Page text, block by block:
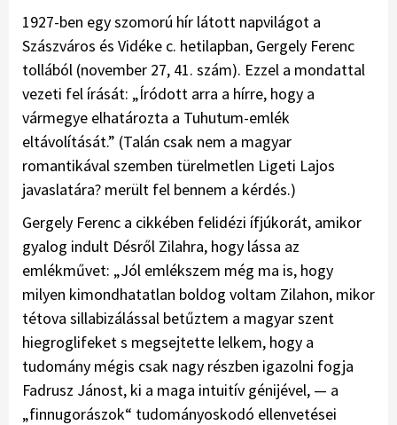
1927-ben egy szomorú hír látott napvilágot a
Szászváros és Vidéke c. hetilapban, Gergely Ferenc
tollából (november 27, 41. szám). Ezzel a mondattal
vezeti fel írását: „Íródott arra a hírre, hogy a
vármegye elhatározta a Tuhutum-emlék
eltávolítását.” (Talán csak nem a magyar
romantikával szemben türelmetlen Ligeti Lajos
javaslatára? merült fel bennem a kérdés.)
Gergely Ferenc a cikkében felidézi ífjúkorát, amikor
gyalog indult Désről Zilahra, hogy lássa az
emlékművet: „Jól emlékszem még ma is, hogy
milyen kimondhatatlan boldog voltam Zilahon, mikor
tétova sillabizálással betűztem a magyar szent
hiegroglifeket s megsejtette lelkem, hogy a
tudomány mégis csak nagy részben igazolni fogja
Fadrusz Jánost, ki a maga intuitív génijével, — a
„finnugorászok“ tudományoskodó ellenvetései